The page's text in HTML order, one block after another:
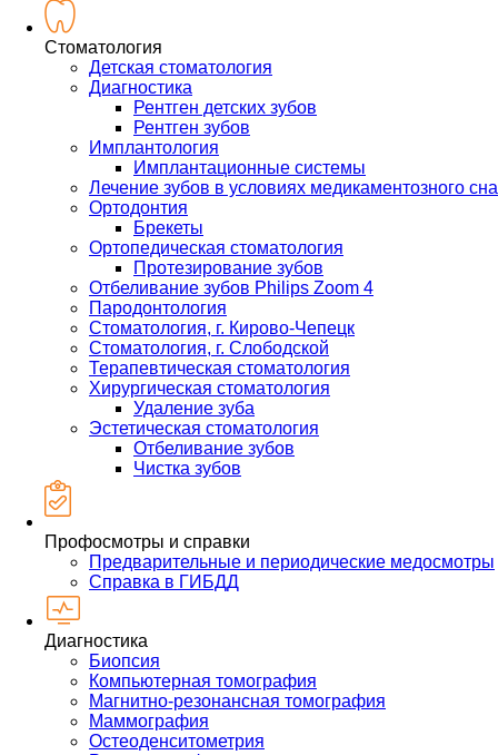
Стоматология
Детская стоматология
Диагностика
Рентген детских зубов
Рентген зубов
Имплантология
Имплантационные системы
Лечение зубов в условиях медикаментозного сна
Ортодонтия
Брекеты
Ортопедическая стоматология
Протезирование зубов
Отбеливание зубов Philips Zoom 4
Пародонтология
Стоматология, г. Кирово-Чепецк
Стоматология, г. Слободской
Терапевтическая стоматология
Хирургическая стоматология
Удаление зуба
Эстетическая стоматология
Отбеливание зубов
Чистка зубов
Профосмотры и справки
Предварительные и периодические медосмотры
Справка в ГИБДД
Диагностика
Биопсия
Компьютерная томография
Магнитно-резонансная томография
Маммография
Остеоденситометрия